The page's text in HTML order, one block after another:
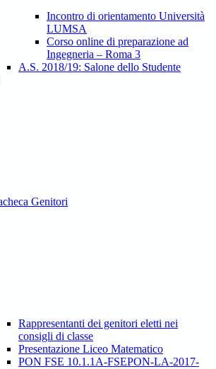
Incontro di orientamento Università
LUMSA
Corso online di preparazione ad
Ingegneria – Roma 3
A.S. 2018/19: Salone dello Studente
Genitori
Rappresentanti dei genitori eletti nei
consigli di classe
Presentazione Liceo Matematico
PON FSE 10.1.1A-FSEPON-LA-2017-